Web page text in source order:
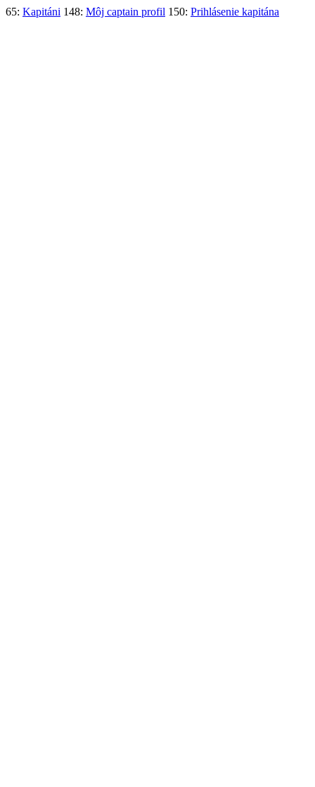
65: Kapitáni 148: Môj captain profil 150: Prihlásenie kapitána